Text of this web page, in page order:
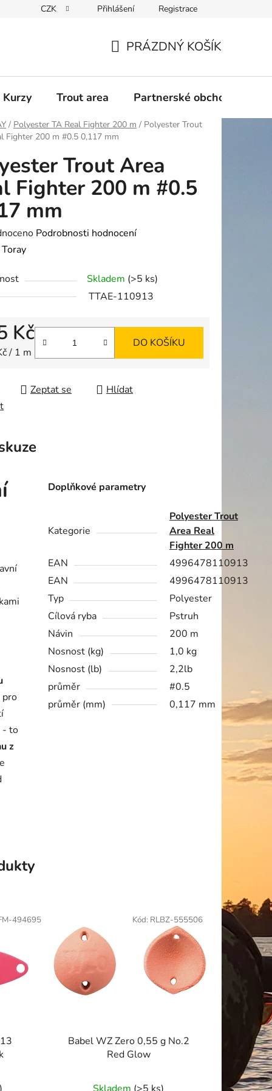
CZK Přihlášení Registrace
KOŠÍK
PRÁZDNÝ KOŠÍK
Kurzy Trout area Partnerské obchody
/ Polyester TA Real Fighter 200 m / Polyester Trout
Fighter 200 m #0.5 0,117 mm
Trout Area
Fighter 200 m #0.5
mm
Podrobnosti hodnocení
Toray
Skladem (>5 ks)
TTAE-110913
Kč
cena:
/ 1 m
DO KOŠÍKU
Zeptat se
Hlídat
pro
- to
z
Doplňkové parametry
Kategorie
Polyester Trout
Area Real
Fighter 200 m
EAN
4996478110913
EAN
4996478110913
Typ
Polyester
Cílová ryba
Pstruh
Návin
200 m
Nosnost (kg)
1,0 kg
Nosnost (lb)
2,2lb
průměr
#0.5
průměr (mm)
0,117 mm
494695
Babel WZ Zero 0,55 g No.2
Red Glow
Kód: RLBZ-555506